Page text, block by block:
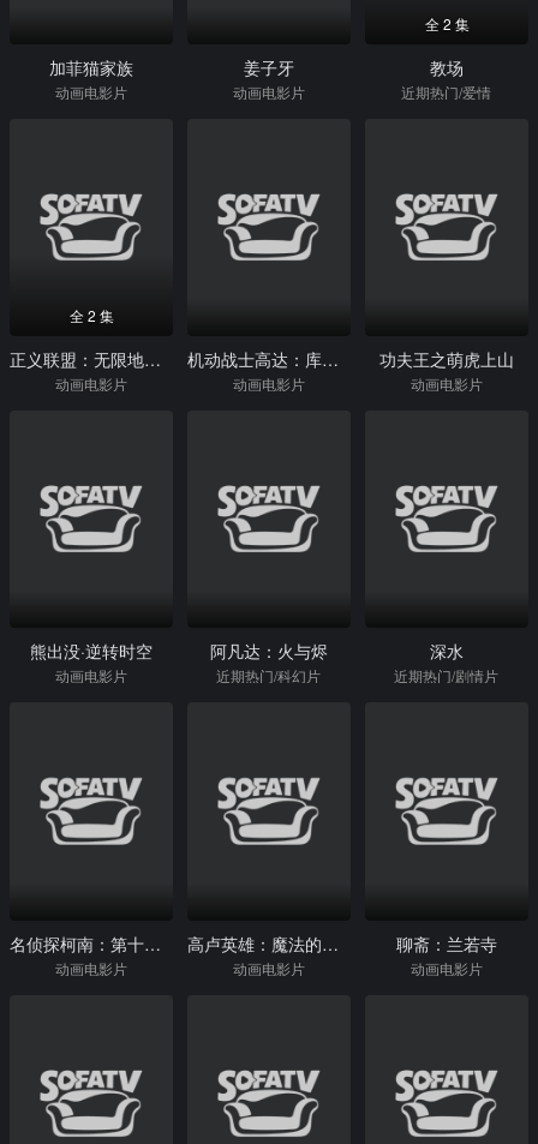
加菲猫家族
动画电影片
姜子牙
动画电影片
全 2 集
教场
近期热门/爱情
全 2 集
正义联盟：无限地球危机(上)
动画电影片
机动战士高达：库库鲁斯·多安的岛
动画电影片
功夫王之萌虎上山
动画电影片
熊出没·逆转时空
动画电影片
阿凡达：火与烬
近期热门/科幻片
深水
近期热门/剧情片
名侦探柯南：第十一名前锋
动画电影片
高卢英雄：魔法的秘密
动画电影片
聊斋：兰若寺
动画电影片